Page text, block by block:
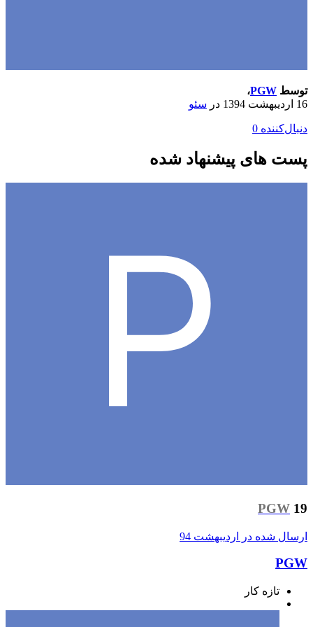
PGW ،
درسئو
0
های پیشنهاد شده
شده دراردیبهشت 94
تازه کار